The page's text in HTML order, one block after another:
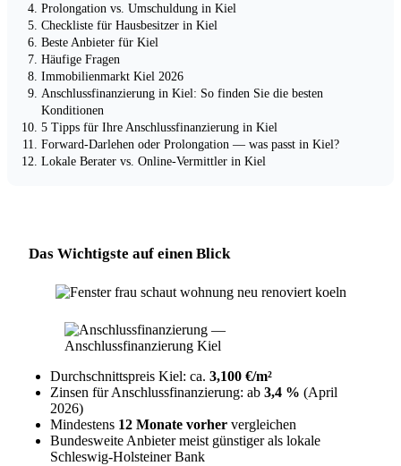
Prolongation vs. Umschuldung in Kiel
Checkliste für Hausbesitzer in Kiel
Beste Anbieter für Kiel
Häufige Fragen
Immobilienmarkt Kiel 2026
Anschlussfinanzierung in Kiel: So finden Sie die besten
Konditionen
5 Tipps für Ihre Anschlussfinanzierung in Kiel
Forward-Darlehen oder Prolongation — was passt in Kiel?
Lokale Berater vs. Online-Vermittler in Kiel
Das Wichtigste auf einen Blick
Durchschnittspreis Kiel: ca. 3,100 €/m²
Zinsen für Anschlussfinanzierung: ab 3,4 % (April
2026)
Mindestens 12 Monate vorher vergleichen
Bundesweite Anbieter meist günstiger als lokale
Schleswig-Holsteiner Bank